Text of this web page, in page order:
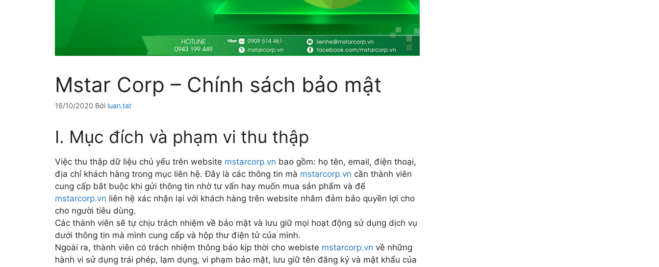
Mstar Corp – Chính sách bảo mật
16/10/2020 Bởi luan.tat
I. Mục đích và phạm vi thu thập
Việc thu thập dữ liệu chủ yếu trên website mstarcorp.vn bao gồm: họ tên, email, điện thoại,
địa chỉ khách hàng trong mục liên hệ. Đây là các thông tin mà mstarcorp.vn cần thành viên
cung cấp bắt buộc khi gửi thông tin nhờ tư vấn hay muốn mua sản phẩm và để
mstarcorp.vn liên hệ xác nhận lại với khách hàng trên website nhằm đảm bảo quyền lợi cho
cho người tiêu dùng.
Các thành viên sẽ tự chịu trách nhiệm về bảo mật và lưu giữ mọi hoạt động sử dụng dịch vụ
dưới thông tin mà mình cung cấp và hộp thư điện tử của mình.
Ngoài ra, thành viên có trách nhiệm thông báo kịp thời cho webiste mstarcorp.vn về những
hành vi sử dụng trái phép, lạm dụng, vi phạm bảo mật, lưu giữ tên đăng ký và mật khẩu của